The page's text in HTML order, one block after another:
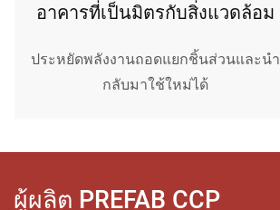
อาคารที่เป็นมิตรกับสิ่งแวดล้อม
ประหยัดพลังงานถอดแยกชิ้นส่วนและนำ
กลับมาใช้ใหม่ได้
ผู้ผลิต PREFAB CCP